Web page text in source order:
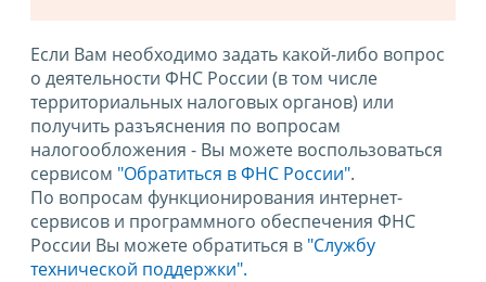
Если Вам необходимо задать какой-либо вопрос
о деятельности ФНС России (в том числе
территориальных налоговых органов) или
получить разъяснения по вопросам
налогообложения - Вы можете воспользоваться
сервисом "Обратиться в ФНС России".
По вопросам функционирования интернет-
сервисов и программного обеспечения ФНС
России Вы можете обратиться в "Службу
технической поддержки".